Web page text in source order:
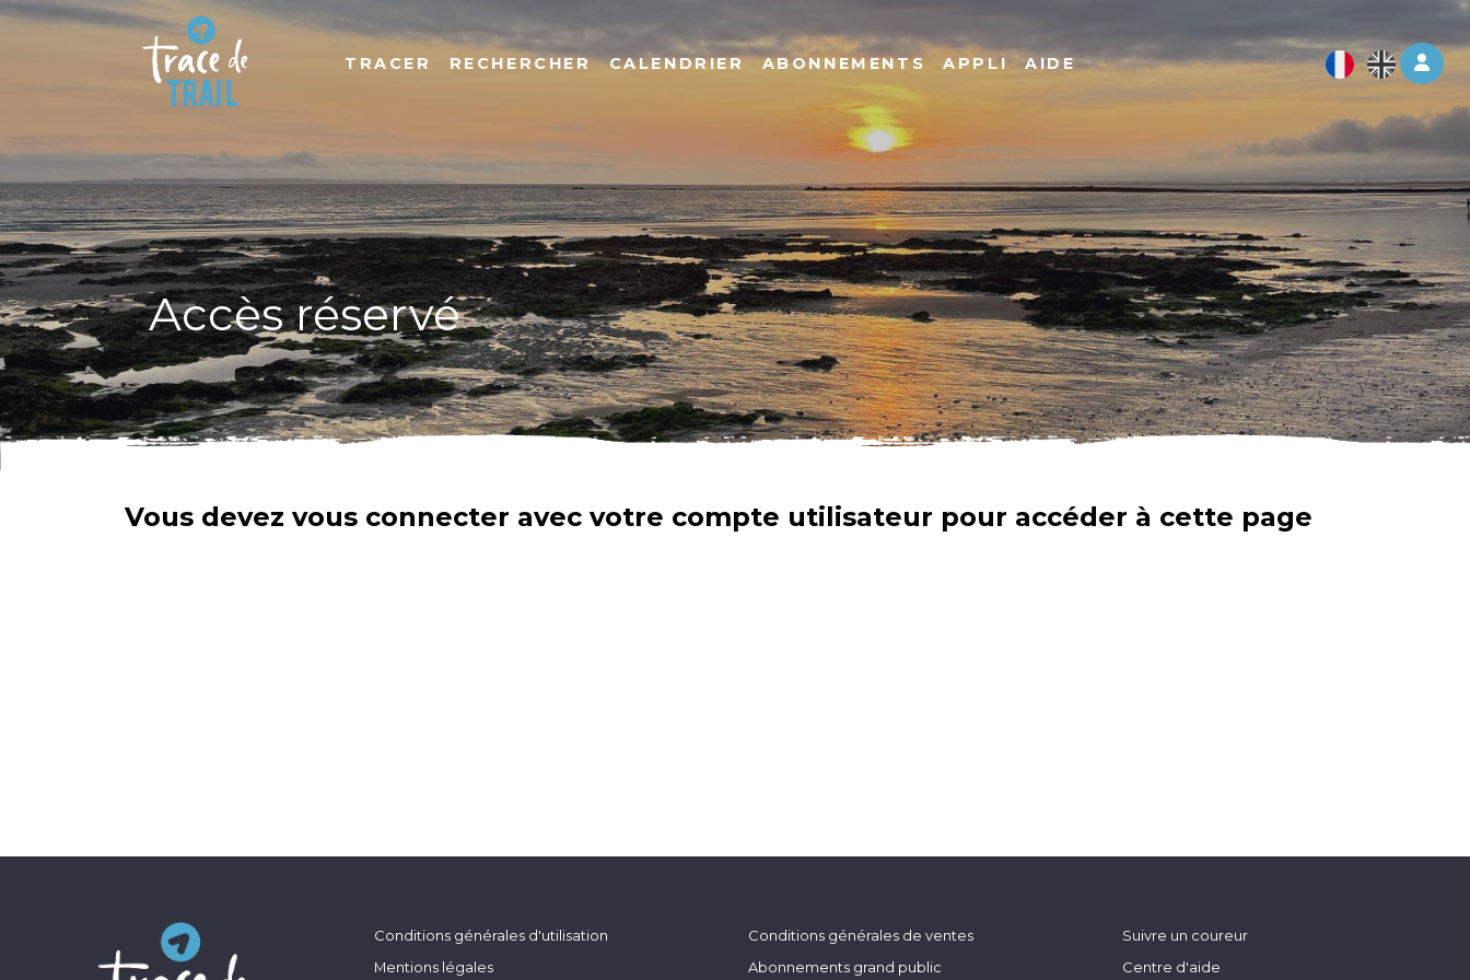
Log
TRACER RECHERCHER CALENDRIER ABONNEMENTS APPLI AIDE
Accès réservé
Vous devez vous connecter avec votre compte utilisateur pour accéder à cette page
Conditions générales d'utilisation
Mentions légales
Conditions générales de ventes
Abonnements grand public
Suivre un coureur
Centre d'aide